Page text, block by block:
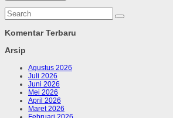
Komentar Terbaru
Arsip
Agustus 2026
Juli 2026
Juni 2026
Mei 2026
April 2026
Maret 2026